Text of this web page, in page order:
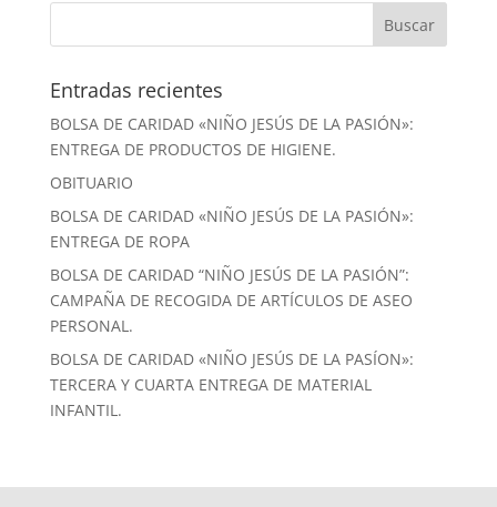
Entradas recientes
BOLSA DE CARIDAD «NIÑO JESÚS DE LA PASIÓN»:
ENTREGA DE PRODUCTOS DE HIGIENE.
OBITUARIO
BOLSA DE CARIDAD «NIÑO JESÚS DE LA PASIÓN»:
ENTREGA DE ROPA
BOLSA DE CARIDAD “NIÑO JESÚS DE LA PASIÓN”:
CAMPAÑA DE RECOGIDA DE ARTÍCULOS DE ASEO
PERSONAL.
BOLSA DE CARIDAD «NIÑO JESÚS DE LA PASÍON»:
TERCERA Y CUARTA ENTREGA DE MATERIAL
INFANTIL.